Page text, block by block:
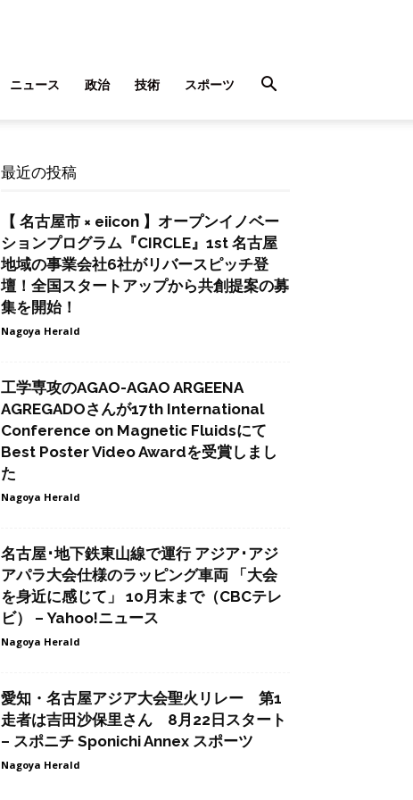
ニュース 政治 技術 スポーツ
最近の投稿
【 名古屋市 × eiicon 】オープンイノベー
ションプログラム『CIRCLE』1st 名古屋
地域の事業会社6社がリバースピッチ登
壇！全国スタートアップから共創提案の募
集を開始！
Nagoya Herald
工学専攻のAGAO-AGAO ARGEENA
AGREGADOさんが17th International
Conference on Magnetic Fluidsにて
Best Poster Video Awardを受賞しまし
た
Nagoya Herald
名古屋･地下鉄東山線で運行 アジア･アジ
アパラ大会仕様のラッピング車両 「大会
を身近に感じて」 10月末まで（CBCテレ
ビ） – Yahoo!ニュース
Nagoya Herald
愛知・名古屋アジア大会聖火リレー 第1
走者は吉田沙保里さん 8月22日スタート
– スポニチ Sponichi Annex スポーツ
Nagoya Herald